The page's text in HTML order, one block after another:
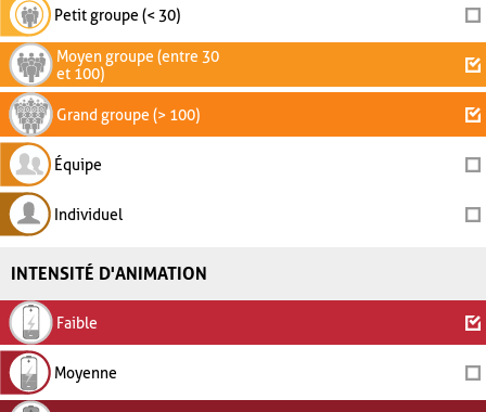
Petit groupe (< 30)
Moyen groupe (entre 30
et 100)
Grand groupe (> 100)
Équipe
Individuel
INTENSITÉ D'ANIMATION
Faible
Moyenne